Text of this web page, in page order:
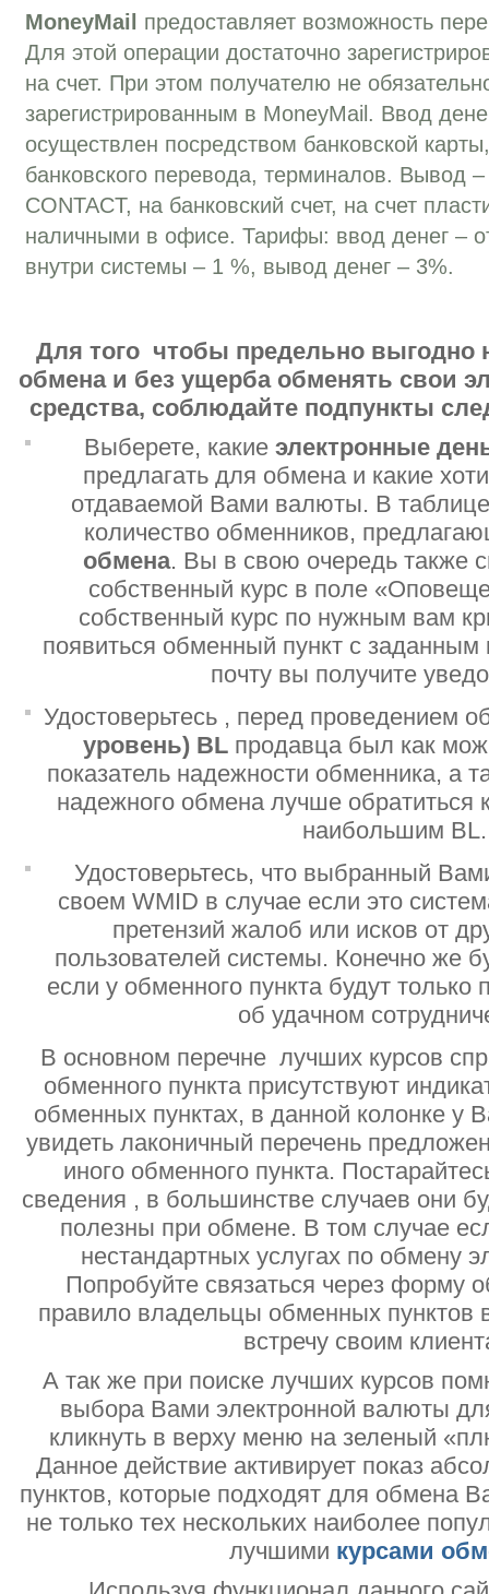
MoneyMail
предоставляет возможность
Для этой операции достаточно
на счет. При этом получателю не
зарегистрированным в MoneyMail. Ввод
осуществлен посредством банковской
банковского перевода, терминалов. Вывод –
CONTACT, на банковский счет, на счет
наличными в офисе. Тарифы: ввод денег –
внутри системы – 1 %, вывод денег – 3%.
Для того чтобы предельно выгодно
обмена и без ущерба обменять свои
средства, соблюдайте подпункты
Выберете, какие электронные
предлагать для обмена и какие
отдаваемой Вами валюты. В таблице
количество обменников,
обмена. Вы в свою очередь также
собственный курс в поле
собственный курс по нужным вам
появиться обменный пункт с заданным
почту вы получите
Удостоверьтесь , перед проведением
уровень) BL продавца был как
показатель надежности обменника, а
надежного обмена лучше
наибольшим BL.
Удостоверьтесь, что выбранный
своем WMID в случае если это
претензий жалоб или исков от
пользователей системы. Конечно же
если у обменного пункта будут
об удачном
В основном перечне лучших курсов
обменного пункта присутствуют
обменных пунктах, в данной колонке у
увидеть лаконичный перечень
иного обменного пункта.
сведения , в большинстве случаев они
полезны при обмене. В том случае
нестандартных услугах по обмену
Попробуйте связаться через форму
правило владельцы обменных пунктов
встречу своим
А так же при поиске лучших курсов
выбора Вами электронной валюты
кликнуть в верху меню на зеленый
Данное действие активирует показ
пунктов, которые подходят для обмена
не только тех нескольких наиболее
лучшими курсами